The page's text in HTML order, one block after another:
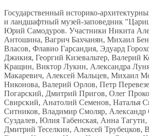
Государственный историко-
и ландшафтный музей-заповедник
Юрий Самодуров. Участники Никита
Антошина, Вагрич Бахчанян, Михаил
Власов, Флавио Гарсандия, Эдуард
Джикия, Георгий Кизевальтер, Валерий
Кращин, Виктор Лукин, Александра
Макаревич, Алексей Мальцев, Михаил
Никонова, Валерий Орлов, Петр
Погарский, Дмитрий Пригов, Олег
Свирский, Анатолий Семенов, Наталья
Ситников, Владимир Смоляр, Александр
Суздалев, Юлия Табенская, Анна
Дмитрий Теселкин, Алексей Трубецков,